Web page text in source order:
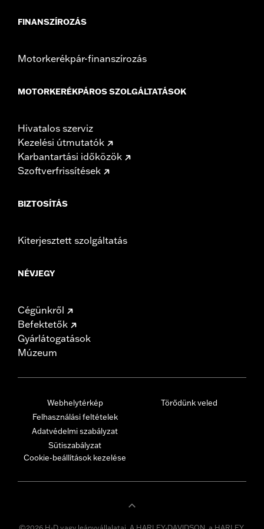
FINANSZÍROZÁS
Motorkerékpár-finanszírozás
MOTORKERÉKPÁROS SZOLGÁLTATÁSOK
Hivatalos szerviz
Kezelési útmutatók
Karbantartási időközök
Szoftverfrissítések
BIZTOSÍTÁS
Kiterjesztett szolgáltatás
NÉVJEGY
Cégünkről
Befektetők
Gyárlátogatások
Múzeum
Webhelytérkép
Felhasználási feltételek
Adatvédelmi szabályzat
Sütiszabályzat
Cookie-beállítások kezelése
Törődünk veled